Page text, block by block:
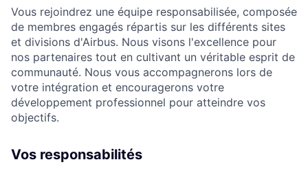
Vous rejoindrez une équipe responsabilisée, composée
de membres engagés répartis sur les différents sites
et divisions d'Airbus. Nous visons l'excellence pour
nos partenaires tout en cultivant un véritable esprit de
communauté. Nous vous accompagnerons lors de
votre intégration et encouragerons votre
développement professionnel pour atteindre vos
objectifs.
Vos responsabilités